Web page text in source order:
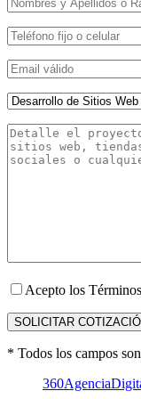
Acepto los
* Todos los campos